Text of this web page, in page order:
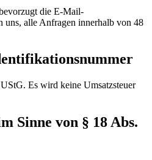
die E-Mail-
alle Anfragen innerhalb von 48
Es wird keine Umsatzsteuer
Sinne von § 18 Abs.